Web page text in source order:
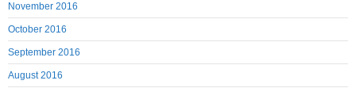
November 2016
October 2016
September 2016
August 2016